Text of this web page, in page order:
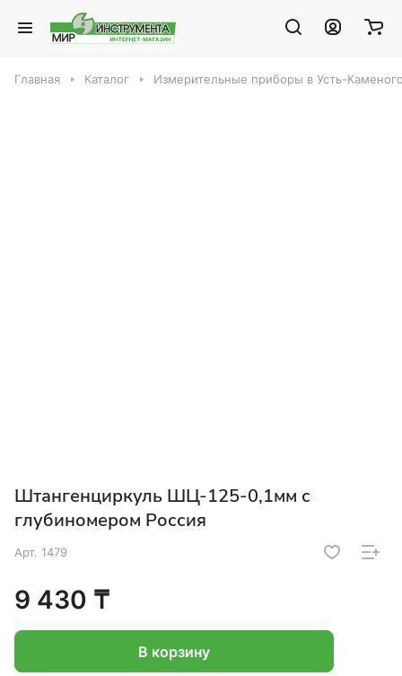
Главная Каталог Измерительные приборы в Усть-
Штангенциркуль ШЦ-125-0,1мм с
глубиномером Россия
Арт. 1479
9 430 ₸
В корзину